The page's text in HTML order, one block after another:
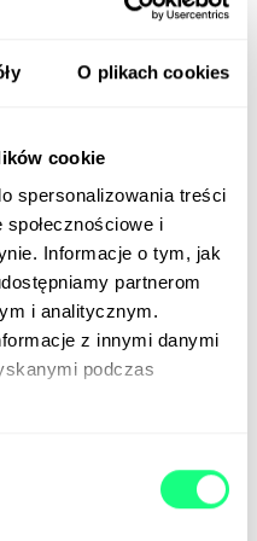
O plikach cookies
cookie
spersonalizowania treści
i
Informacje o tym, jak
partnerom
i analitycznym.
z innymi danymi
podczas
jaki sposób Core Web
inaczej, warto nie
konkretną witrynę.
w kwestii SEO i
wskaźników Core Web
o mniejszych,
się na nie składają.
i użycie
dbać o to na
udało się już osiągnąć